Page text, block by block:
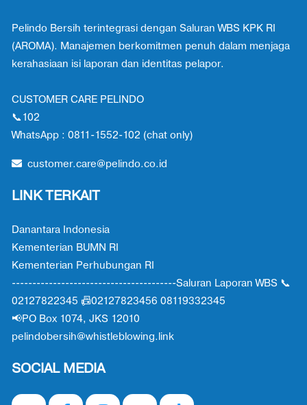
Pelindo Bersih terintegrasi dengan Saluran WBS KPK RI
(AROMA). Manajemen berkomitmen penuh dalam menjaga
kerahasiaan isi laporan dan identitas pelapor.
CUSTOMER CARE PELINDO
📞102
WhatsApp : 0811-1552-102 (chat only)
customer.care@pelindo.co.id
LINK TERKAIT
Danantara Indonesia
Kementerian BUMN RI
Kementerian Perhubungan RI
----------------------------------------Saluran Laporan WBS 📞
02127822345 📠02127823456 08119332345
📢PO Box 1074, JKS 12010
pelindobersih@whistleblowing.link
SOCIAL MEDIA